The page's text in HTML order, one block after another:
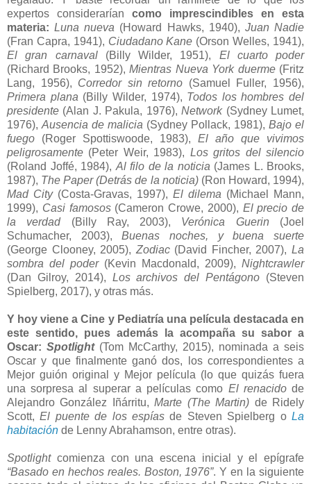
expertos considerarían como imprescindibles en esta
materia: Luna nueva (Howard Hawks, 1940), Juan Nadie
(Fran Capra, 1941), Ciudadano Kane (Orson Welles, 1941),
El gran carnaval(Billy Wilder, 1951), El cuarto poder
(Richard Brooks, 1952),Mientras Nueva York duerme(Fritz
Lang, 1956), Corredor sin retorno (Samuel Fuller, 1956),
Primera plana (Billy Wilder, 1974), Todos los hombres del
presidente (Alan J. Pakula, 1976),Network (Sydney Lumet,
1976), Ausencia de malicia (Sydney Pollack, 1981), Bajo el
fuego (Roger Spottiswoode, 1983), El año que vivimos
peligrosamente (Peter Weir, 1983), Los gritos del silencio
(Roland Joffé, 1984), Al filo de la noticia (James L. Brooks,
1987), The Paper (Detrás de la noticia)(Ron Howard, 1994),
Mad City(Costa-Gravas, 1997), El dilema (Michael Mann,
1999), Casi famosos(Cameron Crowe, 2000), El precio de
la verdad(Billy Ray, 2003), Verónica Guerin (Joel
Schumacher, 2003),Buenas noches, y buena suerte
(George Clooney, 2005), Zodiac(David Fincher, 2007),La
sombra del poder(Kevin Macdonald, 2009), Nightcrawler
(Dan Gilroy, 2014), Los archivos del Pentágono (Steven
Spielberg, 2017), y otras más.
Y hoy viene a Cine y Pediatría una película destacada en
este sentido, pues además la acompaña su sabor a
Oscar: Spotlight(Tom McCarthy, 2015), nominada a seis
Oscar y que finalmente ganó dos, los correspondientes a
Mejor guión original y Mejor película (lo que quizás fuera
una sorpresa al superar a películas como El renacidode
Alejandro González Iñárritu,Marte (The Martin) de Ridely
Scott,El puente de los espías de Steven Spielberg oLa
habitación de Lenny Abrahamson, entre otras).
Spotlightcomienza con una escena inicial y el epígrafe
“Basado en hechos reales. Boston, 1976”. Y en la siguiente